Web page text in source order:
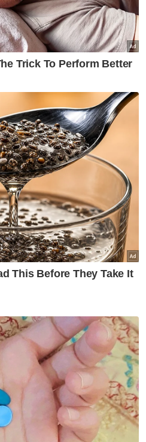
kilang anak-anak
wang belanja
terpaksa mengikat
kalangan mereka
katanya.
kelangsungan
alih tugas ketua
upah menoreh
dapur rumah mereka
berkurangan
bulanan RM300
Masyarakat.
suami terpaksa